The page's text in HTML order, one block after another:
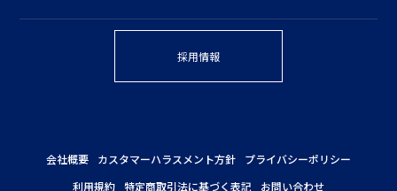
採用情報
会社概要 カスタマーハラスメント方針
プライバシーポリシー
利用規約 特定商取引法に基づく表記 お問い合わせ